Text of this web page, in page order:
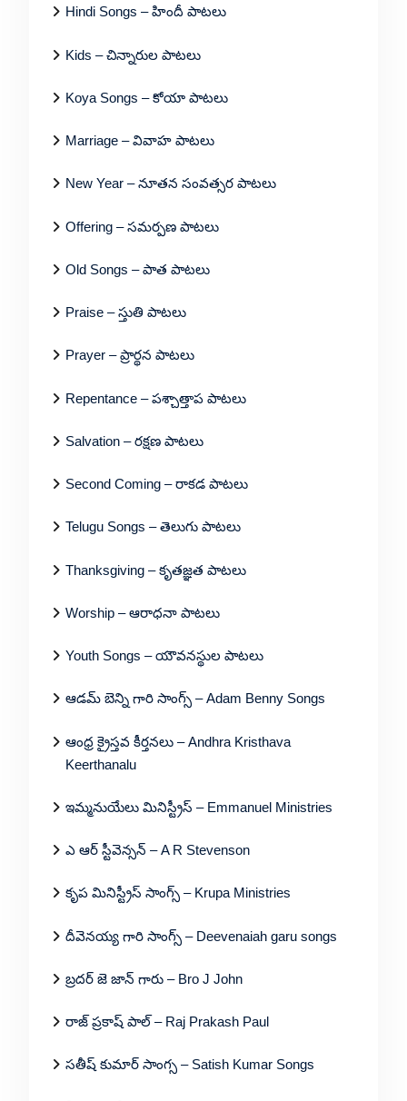
Hindi Songs – హిందీ పాటలు
Kids – చిన్నారుల పాటలు
Koya Songs – కోయా పాటలు
Marriage – వివాహ పాటలు
New Year – నూతన సంవత్సర పాటలు
Offering – సమర్పణ పాటలు
Old Songs – పాత పాటలు
Praise – స్తుతి పాటలు
Prayer – ప్రార్థన పాటలు
Repentance – పశ్చాత్తాప పాటలు
Salvation – రక్షణ పాటలు
Second Coming – రాకడ పాటలు
Telugu Songs – తెలుగు పాటలు
Thanksgiving – కృతజ్ఞత పాటలు
Worship – ఆరాధనా పాటలు
Youth Songs – యౌవనస్థుల పాటలు
ఆడమ్ బెన్ని గారి సాంగ్స్ – Adam Benny Songs
ఆంధ్ర క్రైస్తవ కీర్తనలు – Andhra Kristhava
Keerthanalu
ఇమ్మనుయేలు మినిస్ట్రీస్ – Emmanuel Ministries
ఎ ఆర్ స్టీవెన్సన్ – A R Stevenson
కృప మినిస్ట్రీస్ సాంగ్స్ – Krupa Ministries
దీవెనయ్య గారి సాంగ్స్ – Deevenaiah garu songs
బ్రదర్ జె జాన్ గారు – Bro J John
రాజ్ ప్రకాష్ పాల్ – Raj Prakash Paul
సతీష్ కుమార్ సాంగ్స – Satish Kumar Songs